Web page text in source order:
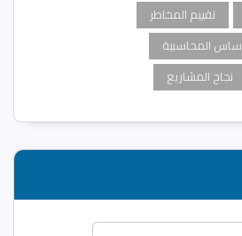
تقييم المخاطر
ساس المحاسبية
نجاح المشاريع